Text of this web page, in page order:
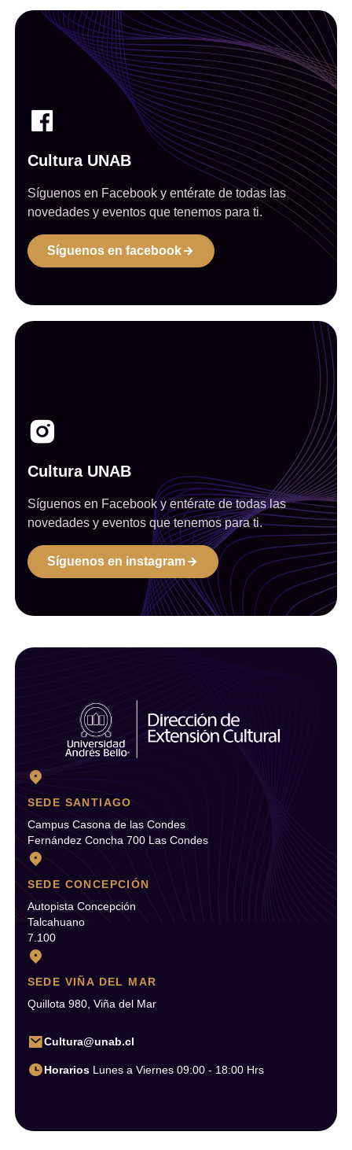
Cultura UNAB
Síguenos en Facebook y entérate de todas las
novedades y eventos que tenemos para ti.
Síguenos en facebook
Cultura UNAB
Síguenos en Facebook y entérate de todas las
novedades y eventos que tenemos para ti.
Síguenos en instagram
SEDE SANTIAGO
Campus Casona de las Condes
Fernández Concha 700 Las Condes
SEDE CONCEPCIÓN
Autopista Concepción
Talcahuano
7.100
SEDE VIÑA DEL MAR
Quillota 980, Viña del Mar
Cultura@unab.cl
Horarios Lunes a Viernes 09:00 - 18:00 Hrs